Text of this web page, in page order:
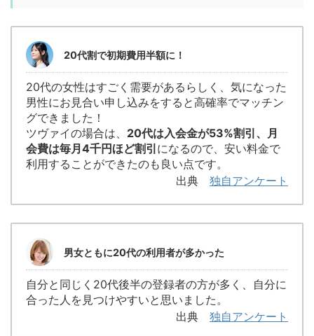
20代割で初期費用半額に！
20代の女性はすごく需要があるらしく、気になった
男性にお見合い申し込みをすると高確率でマッチン
グできました！
ツヴァイの場合は、 20代は入会金が53%割引、月
会費は毎月4千円ほど割引 になるので、安い料金で
利用することができたのも良い点です。
出典 独自アンケート
男女ともに20代の利用者が多かった
自分と同じく20代後半の登録者の方が多く、自分に
合った人を見つけやすいと思いました。
出典 独自アンケート